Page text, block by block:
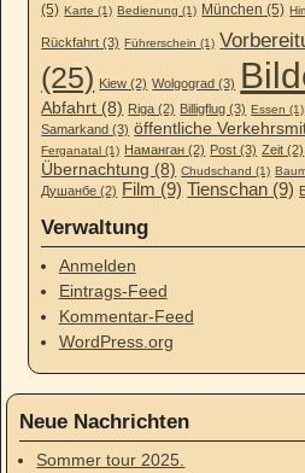
(5) Karte (1) Bedienung (1) München (5)
Rückfahrt (3) Führerschein (1)
(25) Kiew (2) Wolgograd (3)
Abfahrt (8) Riga (2) Billigflug (3) Essen (1)
Samarkand (3) öffentliche
Ferganatal (1) Наманган (2) Post (3) Zeit (2)
Übernachtung (8) Chudschand (1)
Душанбе (2) Film (9) Tienschan (9)
Verwaltung
Anmelden
Eintrags-Feed
Kommentar-Feed
WordPress.org
Neue Nachrichten
Sommer tour 2025.